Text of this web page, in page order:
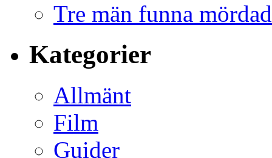
Tre män funna
Kategorier
Allmänt
Film
Guider